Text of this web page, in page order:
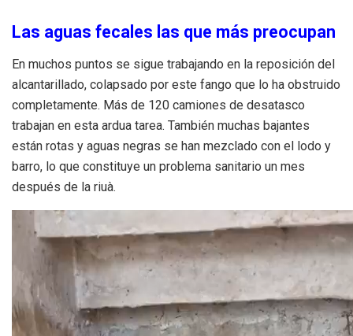
Las aguas fecales las que más preocupan
En muchos puntos se sigue trabajando en la reposición del
alcantarillado, colapsado por este fango que lo ha obstruido
completamente. Más de 120 camiones de desatasco
trabajan en esta ardua tarea. También muchas bajantes
están rotas y aguas negras se han mezclado con el lodo y
barro, lo que constituye un problema sanitario un mes
después de la riuà.